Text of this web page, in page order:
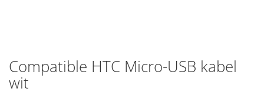
Ga
naar
het
Compatible HTC Micro-USB kabel
wit